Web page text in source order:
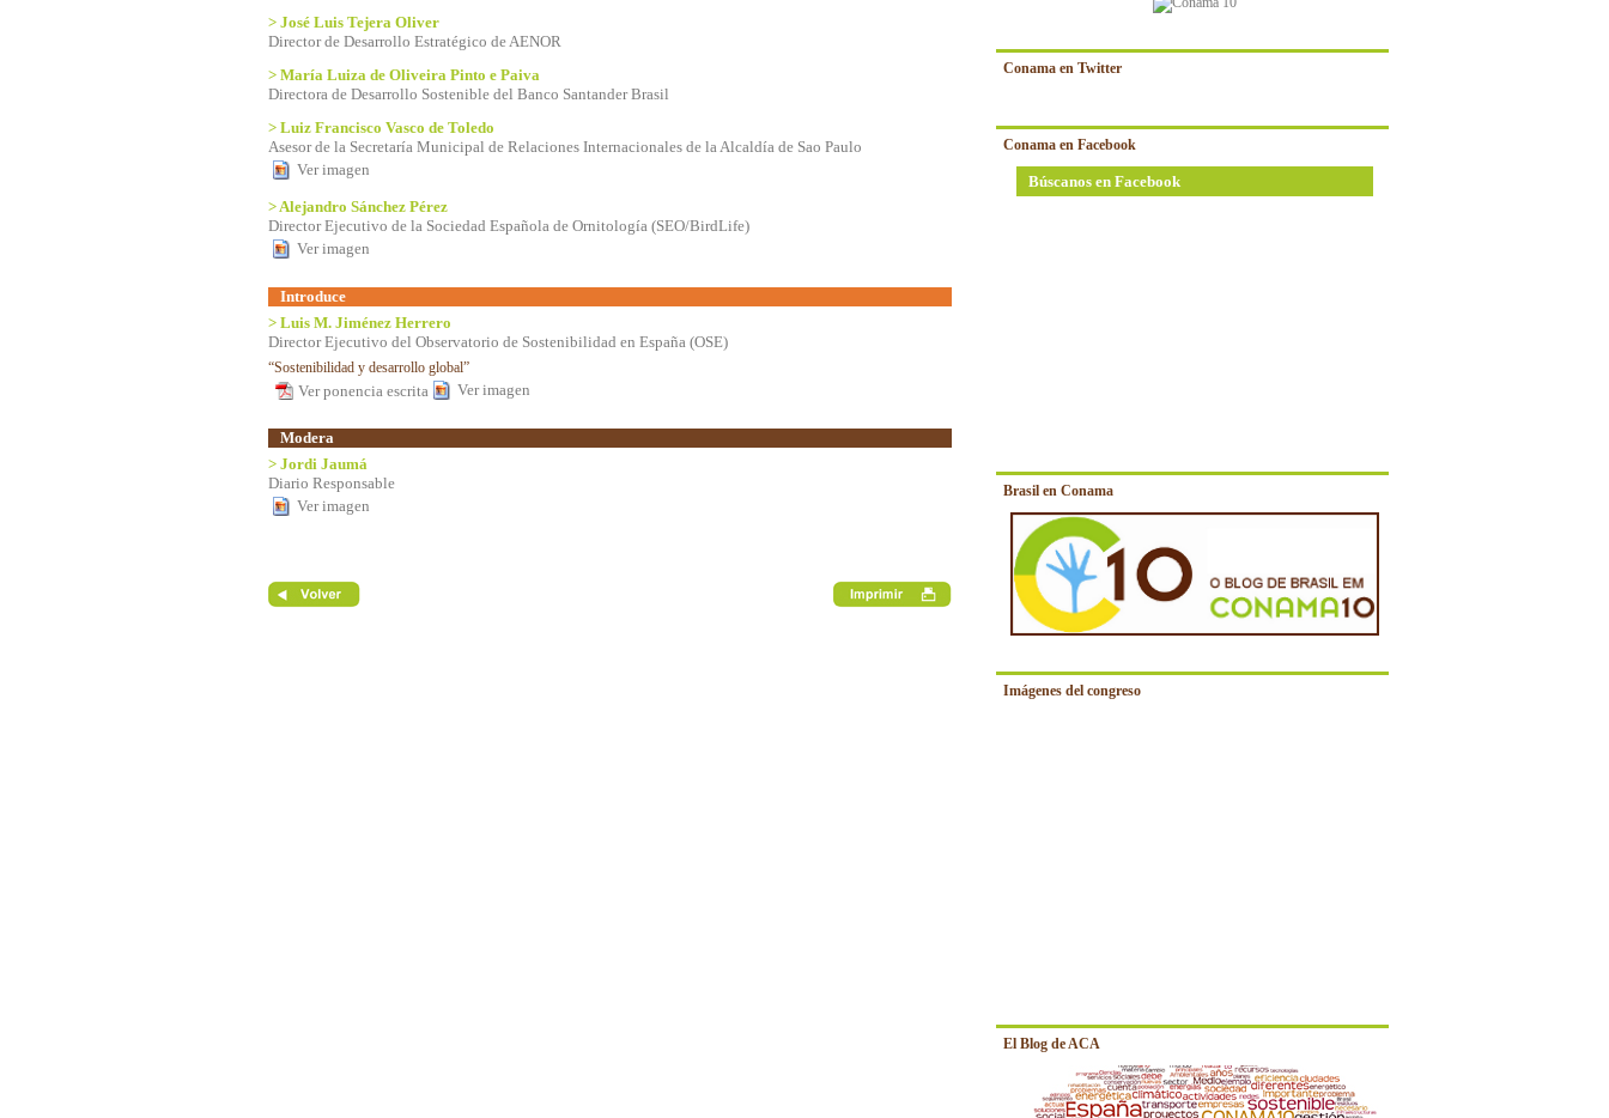
Conama en Twitter
Conama en Facebook
Búscanos en Facebook
Brasil en Conama
Imágenes del congreso
El Blog de ACA
> José Luis Tejera Oliver
Director de Desarrollo Estratégico de AENOR
> María Luiza de Oliveira Pinto e Paiva
Directora de Desarrollo Sostenible del Banco Santander Brasil
> Luiz Francisco Vasco de Toledo
Asesor de la Secretaría Municipal de Relaciones Internacionales de la Alcaldía de Sao Paulo
Ver imagen
> Alejandro Sánchez Pérez
Director Ejecutivo de la Sociedad Española de Ornitología (SEO/BirdLife)
Ver imagen
Introduce
> Luis M. Jiménez Herrero
Director Ejecutivo del Observatorio de Sostenibilidad en España (OSE)
“Sostenibilidad y desarrollo global”
Ver ponencia escrita Ver imagen
Modera
> Jordi Jaumá
Diario Responsable
Ver imagen